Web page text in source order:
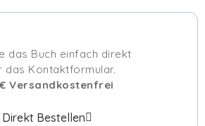
das Buch einfach direkt
das Kontaktformular.
Versandkostenfrei
Direkt Bestellen